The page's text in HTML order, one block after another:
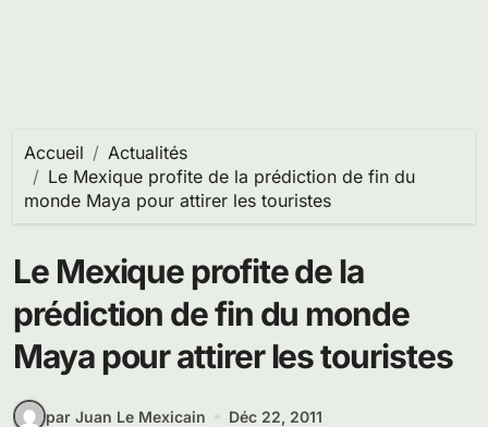
Accueil
Actualités
Le Mexique profite de la prédiction de fin du
monde Maya pour attirer les touristes
Le Mexique profite de la
prédiction de fin du monde
Maya pour attirer les touristes
par Juan Le Mexicain
Déc 22, 2011